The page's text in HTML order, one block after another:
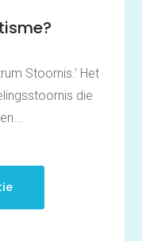
|
voor de
Stoornis.' Het
die